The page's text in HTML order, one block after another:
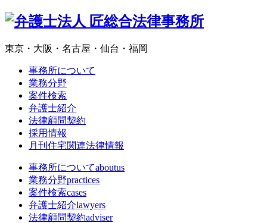
東京・大阪・名古屋・仙台・福岡
事務所について
業務分野
案件検索
弁護士紹介
法律顧問契約
採用情報
月刊住宅関連法律情報
事務所についてaboutus
業務分野practices
案件検索cases
弁護士紹介lawyers
法律顧問契約adviser